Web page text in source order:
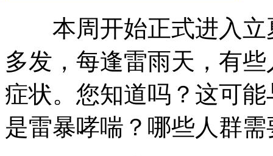
本周开始正式进入立
多发，每逢雷雨天，有
症状。您知道吗？这可
是雷暴哮喘？哪些人群